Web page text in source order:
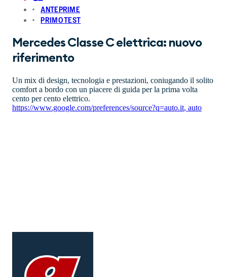
ANTEPRIME
PRIMO TEST
Mercedes Classe C elettrica: nuovo
riferimento
Un mix di design, tecnologia e prestazioni, coniugando il solito
comfort a bordo con un piacere di guida per la prima volta
cento per cento elettrico.
https://www.google.com/preferences/source?q=auto.it, auto